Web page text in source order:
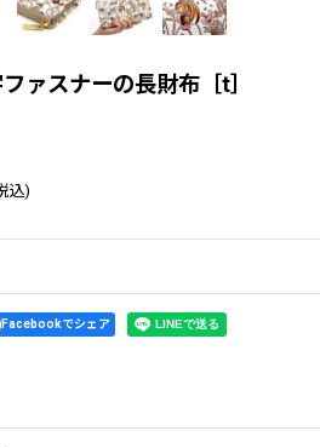
ァスナーの長財布［t］
込)
Facebookでシェア